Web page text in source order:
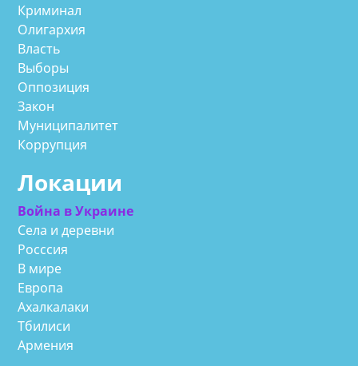
Криминал
Олигархия
Власть
Выборы
Оппозиция
Закон
Муниципалитет
Коррупция
Локации
Война в Украине
Села и деревни
Росссия
В мире
Европа
Ахалкалаки
Тбилиси
Армения